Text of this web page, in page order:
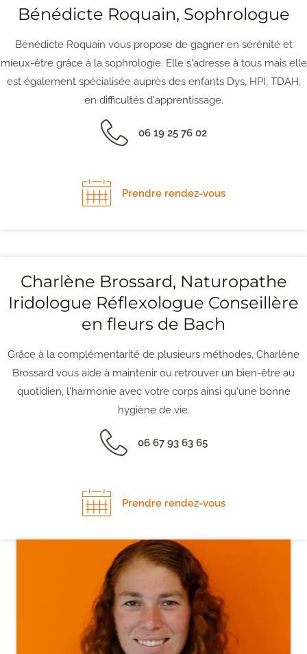
Bénédicte Roquain, Sophrologue
Bénédicte Roquain vous propose de gagner en sérénité et
mieux-être grâce à la sophrologie. Elle s'adresse à tous mais elle
est également spécialisée auprès des enfants Dys, HPI, TDAH,
en difficultés d'apprentissage.
06 19 25 76 02
Prendre rendez-vous
Charlène Brossard, Naturopathe
Iridologue Réflexologue Conseillère
en fleurs de Bach
Grâce à la complémentarité de plusieurs méthodes, Charlène
Brossard vous aide à maintenir ou retrouver un bien-être au
quotidien, l'harmonie avec votre corps ainsi qu'une bonne
hygiène de vie.
06 67 93 63 65
Prendre rendez-vous